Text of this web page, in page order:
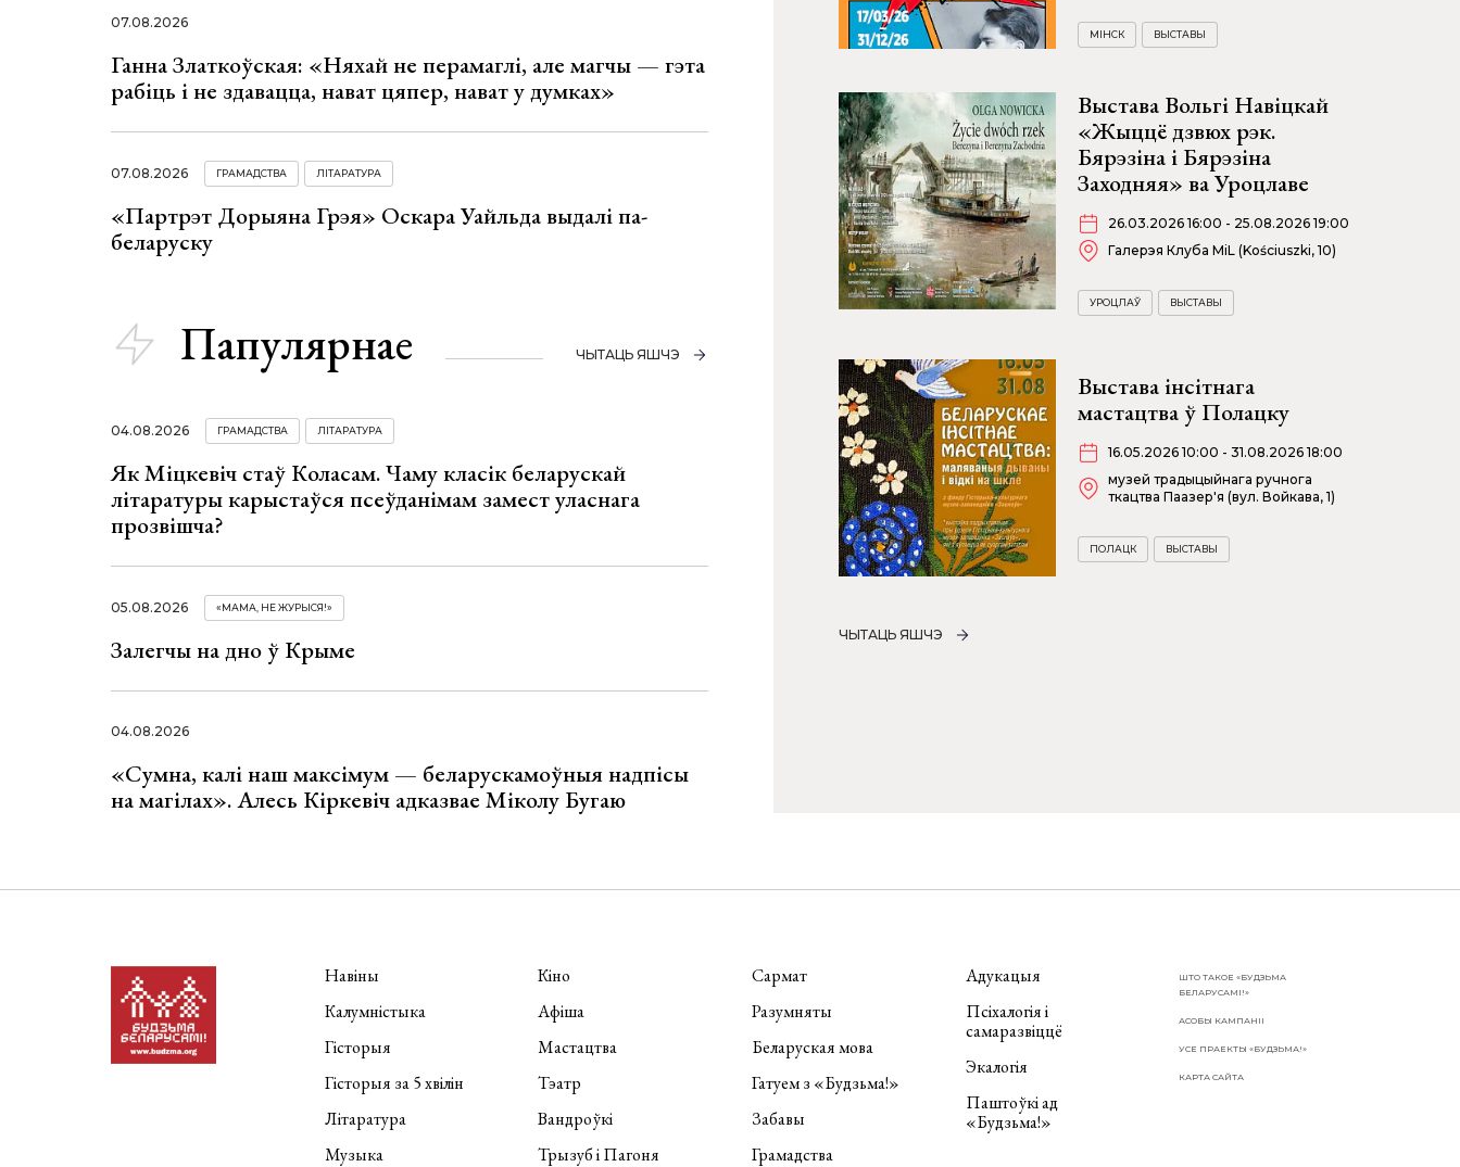
07.08.2026
Ганна Златкоўская: «Няхай не перамаглі, але магчы — гэта
рабіць і не здавацца, нават цяпер, нават у думках»
07.08.2026 ГРАМАДСТВА ЛІТАРАТУРА
«Партрэт Дорыяна Грэя» Оскара Уайльда выдалі па-
беларуску
Папулярнае ЧЫТАЦЬ ЯШЧЭ
04.08.2026 ГРАМАДСТВА ЛІТАРАТУРА
Як Міцкевіч стаў Коласам. Чаму класік беларускай
літаратуры карыстаўся псеўданімам замест уласнага
прозвішча?
05.08.2026 «МАМА, НЕ ЖУРЫСЯ!»
Залегчы на дно ў Крыме
04.08.2026
«Сумна, калі наш максімум — беларускамоўныя надпісы
на магілах». Алесь Кіркевіч адказвае Міколу Бугаю
МІНСК ВЫСТАВЫ
Выстава Вольгі Навіцкай
«Жыццё дзвюх рэк.
Бярэзіна і Бярэзіна
Заходняя» ва Уроцлаве
26.03.2026 16:00 - 25.08.2026 19:00
Галерэя Клуба MiL (Kościuszki, 10)
УРОЦЛАЎ ВЫСТАВЫ
Выстава інсітнага
мастацтва ў Полацку
16.05.2026 10:00 - 31.08.2026 18:00
музей традыцыйнага ручнога
ткацтва Паазер'я (вул. Войкава, 1)
ПОЛАЦК ВЫСТАВЫ
ЧЫТАЦЬ ЯШЧЭ
Навіны
Калумністыка
Гісторыя
Гісторыя за 5 хвілін
Літаратура
Музыка
Кіно
Афіша
Мастацтва
Тэатр
Вандроўкі
Трызуб і Пагоня
Сармат
Разумняты
Беларуская мова
Гатуем з «Будзьма!»
Забавы
Грамадства
Адукацыя
Псіхалогія і
самаразвіццё
Экалогія
Паштоўкі ад
«Будзьма!»
ШТО ТАКОЕ «БУДЗЬМА
БЕЛАРУСАМІ!»
АСОБЫ КАМПАНІІ
УСЕ ПРАЕКТЫ «БУДЗЬМА!»
КАРТА САЙТА